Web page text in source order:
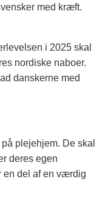
med kræft.
i 2025 skal
nordiske naboer.
danskerne med
plejehjem. De skal
deres egen
en del af en værdig